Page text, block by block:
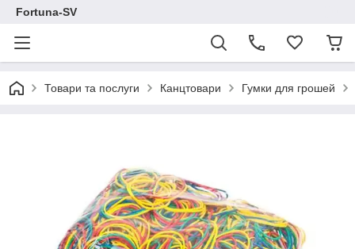
Fortuna-SV
Товари та послуги Канцтовари Гумки для грошей